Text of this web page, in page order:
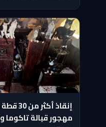
إنقاذ
مهجور قبالة تاكوما